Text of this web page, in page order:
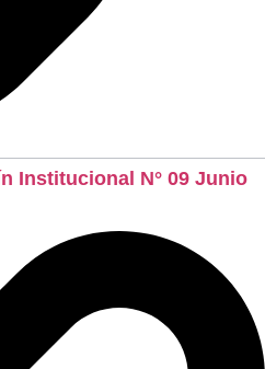
Institucional N° 09 Junio